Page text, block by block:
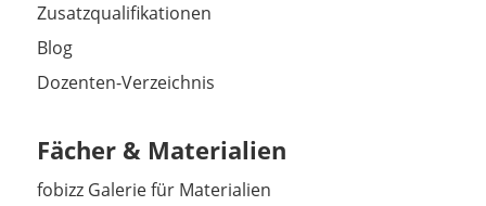
Zusatzqualifikationen
Blog
Dozenten-Verzeichnis
Fächer & Materialien
fobizz Galerie für Materialien